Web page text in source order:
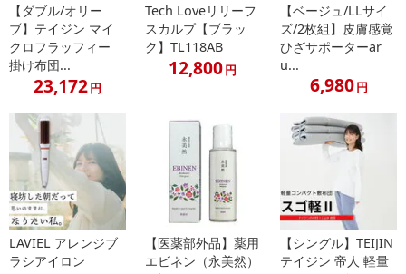
配送日、配送時間が異なる可能性がございます。
カート機能をご利用の場合は、配送日時指定をご利用いただけませ
ん。
発送日カレンダー
【ダブル/オリー
ブ】テイジン マイ
クロフラッフィー
掛け布団...
23,172円
Tech Loveリリーフ
スカルプ【ブラッ
ク】TL118AB
12,800円
【ベージュ/LLサイ
ズ/2枚組】皮膚感覚
ひざサポーターar
u...
6,980円
LAVIEL アレンジブ
ラシアイロン
【医薬部外品】薬用
エビネン（永美然）
【シングル】TEIJIN
テイジン 帝人 軽量